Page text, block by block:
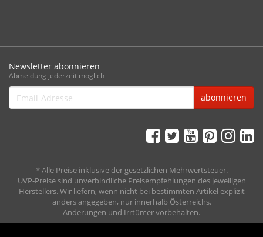
Newsletter abonnieren
Abmeldung jederzeit möglich
Email-
Adresse
abonnieren
*Alle Preise inklusive der gesetzlichen Mehrwertsteuer.
UVP-Preise sind unverbindliche Preisempfehlungen des jeweiligen
Herstellers. Wir liefern, wenn nicht bei bestimmten Artikel explizit
anders angegeben, nur innerhalb Österreichs.
Änderungen und Irrtümer vorbehalten.